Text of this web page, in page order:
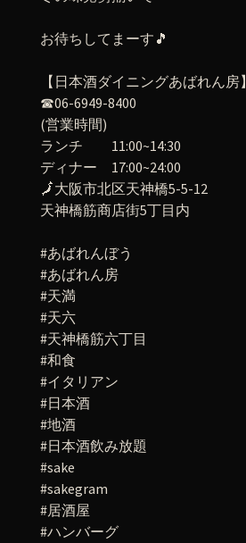
お待ちしてまーす🎵
【日本酒ダイニングあばれん房】
☎06-6949-8400
(営業時間)
ランチ 11:00~14:30
ディナー 17:00~24:00
🗾大阪市北区天神橋5-5-12
天神橋筋商店街5丁目内
#あばれんぼう
#あばれん房
#天満
#天六
#天神橋筋六丁目
#和食
#イタリアン
#日本酒
#地酒
#日本酒飲み放題
#sake
#sakegram
#居酒屋
#ハンバーグ